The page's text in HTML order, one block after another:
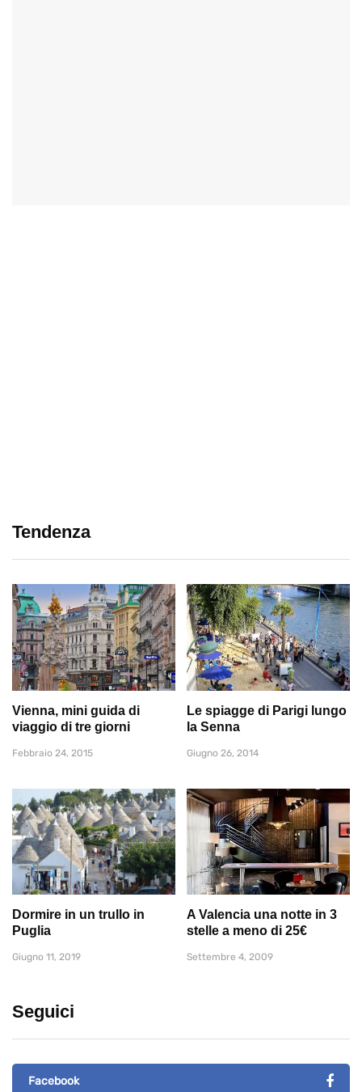
Tendenza
Vienna, mini guida di
viaggio di tre giorni
Febbraio 24, 2015
Le spiagge di Parigi lungo
la Senna
Giugno 26, 2014
Dormire in un trullo in
Puglia
Giugno 11, 2019
A Valencia una notte in 3
stelle a meno di 25€
Settembre 4, 2009
Seguici
Facebook